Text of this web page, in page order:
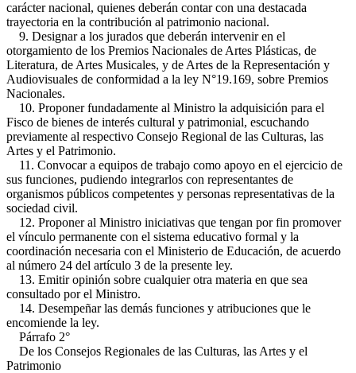
carácter nacional, quienes deberán contar con una destacada
trayectoria en la contribución al patrimonio nacional.
9. Designar a los jurados que deberán intervenir en el
otorgamiento de los Premios Nacionales de Artes Plásticas, de
Literatura, de Artes Musicales, y de Artes de la Representación y
Audiovisuales de conformidad a la ley N°19.169, sobre Premios
Nacionales.
10. Proponer fundadamente al Ministro la adquisición para el
Fisco de bienes de interés cultural y patrimonial, escuchando
previamente al respectivo Consejo Regional de las Culturas, las
Artes y el Patrimonio.
11. Convocar a equipos de trabajo como apoyo en el ejercicio de
sus funciones, pudiendo integrarlos con representantes de
organismos públicos competentes y personas representativas de la
sociedad civil.
12. Proponer al Ministro iniciativas que tengan por fin promover
el vínculo permanente con el sistema educativo formal y la
coordinación necesaria con el Ministerio de Educación, de acuerdo
al número 24 del artículo 3 de la presente ley.
13. Emitir opinión sobre cualquier otra materia en que sea
consultado por el Ministro.
14. Desempeñar las demás funciones y atribuciones que le
encomiende la ley.
Párrafo 2°
De los Consejos Regionales de las Culturas, las Artes y el
Patrimonio